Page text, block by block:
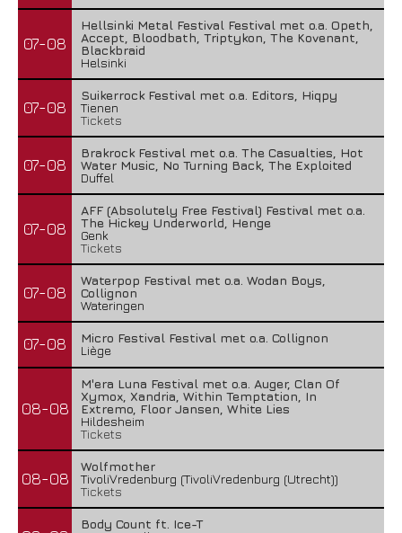
07-08
Hellsinki Metal Festival Festival met o.a. Opeth,
Accept, Bloodbath, Triptykon, The Kovenant,
Blackbraid
Helsinki
07-08
Suikerrock Festival met o.a. Editors, Hiqpy
Tienen
Tickets
07-08
Brakrock Festival met o.a. The Casualties, Hot
Water Music, No Turning Back, The Exploited
Duffel
07-08
AFF (Absolutely Free Festival) Festival met o.a.
The Hickey Underworld, Henge
Genk
Tickets
07-08
Waterpop Festival met o.a. Wodan Boys,
Collignon
Wateringen
07-08
Micro Festival Festival met o.a. Collignon
Liège
08-08
M'era Luna Festival met o.a. Auger, Clan Of
Xymox, Xandria, Within Temptation, In
Extremo, Floor Jansen, White Lies
Hildesheim
Tickets
08-08
Wolfmother
TivoliVredenburg (TivoliVredenburg (Utrecht))
Tickets
Body Count ft. Ice-T